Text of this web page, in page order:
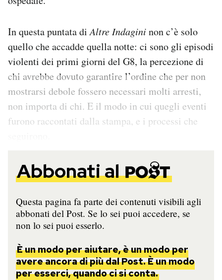
In questa puntata diAltre Indagininon c’è solo
quello che accadde quella notte: ci sono gli episodi
violenti dei primi giorni del G8, la percezione di
chi avrebbe dovuto garantire l’ordine che per non
mostrarsi debole fossero necessari molti arresti,
non importa di chi. E il modo in cui quegli eventi
furono raccontati dalla stampa, e i processi che
Abbonati al
Questa pagina fa parte dei contenuti visibili agli
abbonati del Post. Se lo sei puoi accedere, se
non lo sei puoi esserlo.
È un modo per aiutare, è un modo per
avere ancora di più dal Post. È un modo
per esserci, quando ci si conta.